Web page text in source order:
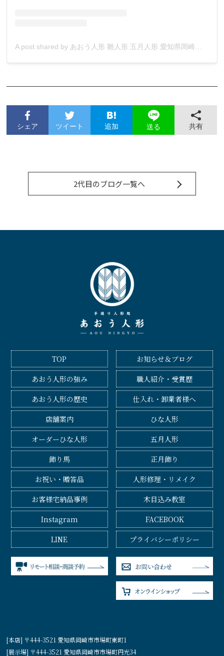
A post shared by あおう人形 雛人形 五月人形 愛知県岡崎市人形店 (@aouningyo_okazaki_aichi)
シェア ツイート 追加 送る 共有
2代目のブログ一覧へ
TOP
お知らせ＆ブログ
あおう人形の強み
職人紹介・受賞歴
あおう人形の歴史
仕入れ・卸業者様へ
店舗案内
ひな人形
オーダーひな人形
五月人形
飾り馬
正月飾り
お祝い・贈答品
人形修理・リメイク
お客様宅納品事例
木目込み教室
Instagram
FACEBOOK
LINE
プライバシーポリシー
[本店] 〒444-3521 愛知県岡崎市市場町東町1
[展示場] 〒444-3521 愛知県岡崎市市場町円光34